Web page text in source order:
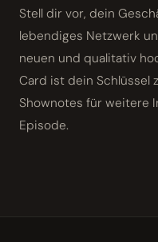
Stell dir vor, dein
lebendiges Netzwerk
neuen und qualitativ
Card ist dein Schlüssel
Shownotes für weitere
Episode.